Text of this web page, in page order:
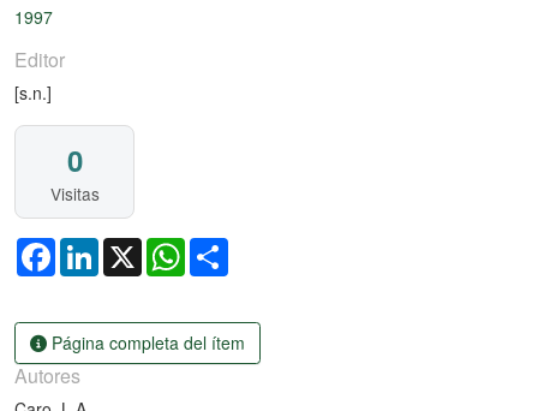
1997
Editor
[s.n.]
0
Visitas
FacebookLinkedIn
X WhatsApp
Página completa del ítem
Autores